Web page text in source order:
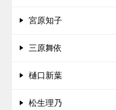
宮原知子
三原舞依
樋口新葉
松生理乃